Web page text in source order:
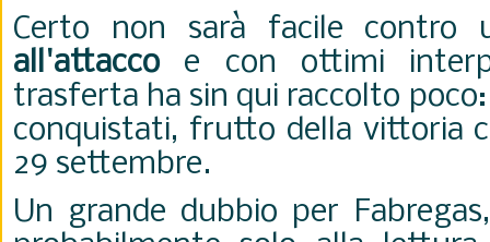
Certo non sarà facile contro
all'attaccoe con ottimi
trasferta ha sin qui raccolto
conquistati, frutto della vittoria
29 settembre.
Un grande dubbio per